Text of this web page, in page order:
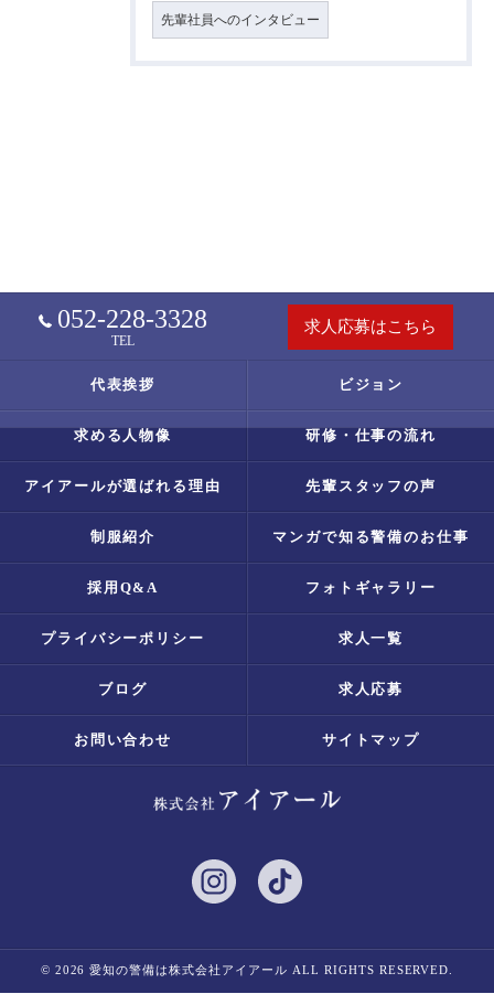
先輩社員へのインタビュー
052-228-3328
TEL
求人応募はこちら
代表挨拶 ビジョン
求める人物像 研修・仕事の流れ
アイアールが選ばれる理由 先輩スタッフの声
制服紹介 マンガで知る警備のお仕事
採用Q&A フォトギャラリー
プライバシーポリシー 求人一覧
ブログ 求人応募
お問い合わせ サイトマップ
© 2026 愛知の警備は株式会社アイアール ALL RIGHTS RESERVED.